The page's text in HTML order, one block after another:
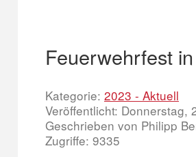
Feuerwehrfest
Kategorie: 2023 - Aktuell
Veröffentlicht: Donnerstag,
Geschrieben von Philipp
Zugriffe: 9335